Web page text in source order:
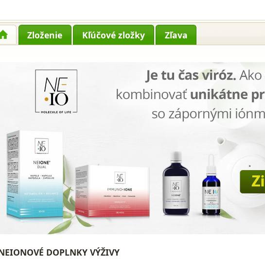
Zloženie Kľúčové zložky Zľava
DOPLNKY VÝŽIVY